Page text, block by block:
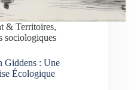
& Territoires,
sociologiques
Giddens : Une
Écologique